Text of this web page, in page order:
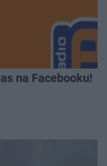
na Facebooku!